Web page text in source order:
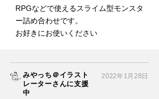
RPGなどで使えるスライム型モンスタ
ー詰め合わせです。
お好きにお使いください
みやっち＠イラスト
レーターさんに支援
中
2022年1月28日